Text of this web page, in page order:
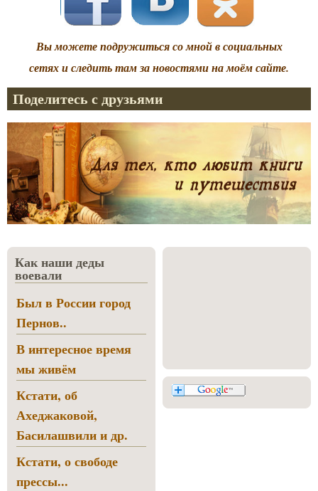
Вы можете подружиться со мной в социальных
сетях и следить там за новостями на моём сайте.
Поделитесь с друзьями
Как наши деды
воевали
Был в России город
Пернов..
В интересное время
мы живём
Кстати, об
Ахеджаковой,
Басилашвили и др.
Кстати, о свободе
прессы...